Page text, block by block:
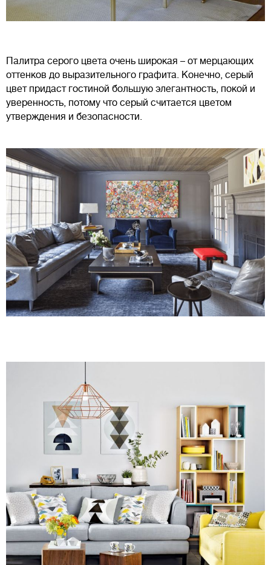
Палитра серого цвета очень широкая – от мерцающих
оттенков до выразительного графита. Конечно, серый
цвет придаст гостиной большую элегантность, покой и
уверенность, потому что серый считается цветом
утверждения и безопасности.